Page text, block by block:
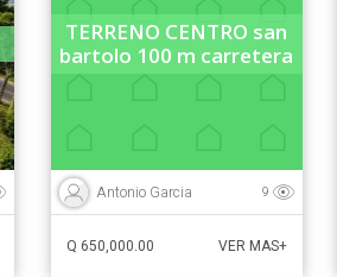
TERRENO CENTRO san
bartolo 100 m carretera
Antonio Garcia 9
Q 650,000.00 VER MAS+